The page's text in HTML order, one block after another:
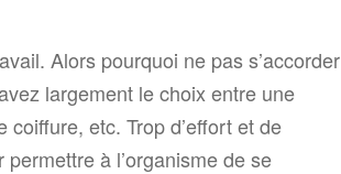
Alors pourquoi ne pas s’accorder
largement le choix entre une
etc. Trop d’effort et de
à l’organisme de se